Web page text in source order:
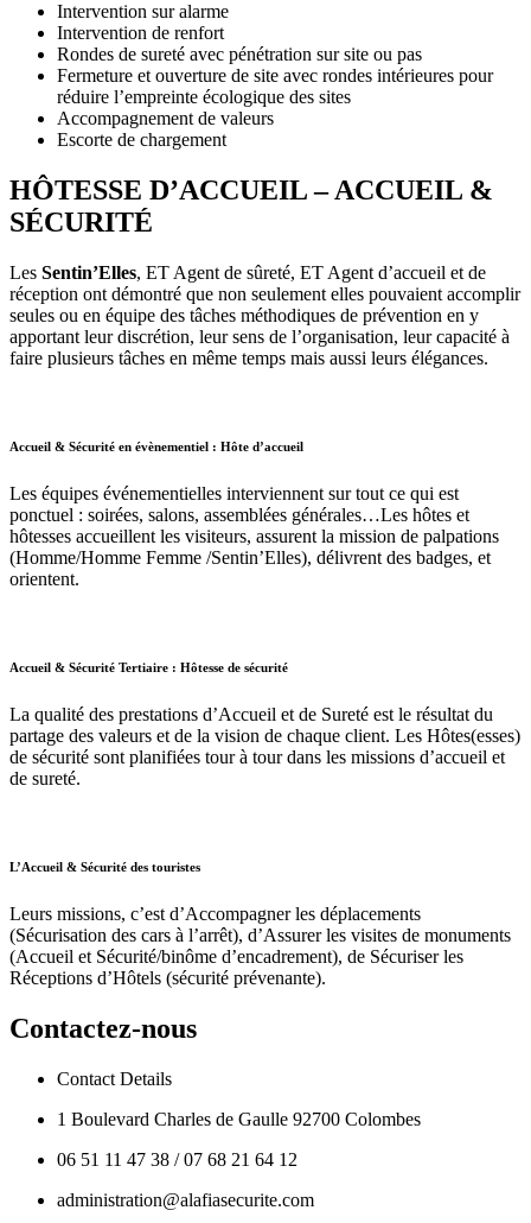
Intervention sur alarme
Intervention de renfort
Rondes de sureté avec pénétration sur site ou pas
Fermeture et ouverture de site avec rondes intérieures pour
réduire l’empreinte écologique des sites
Accompagnement de valeurs
Escorte de chargement
HÔTESSE D’ACCUEIL – ACCUEIL &
SÉCURITÉ
Les Sentin’Elles, ET Agent de sûreté, ET Agent d’accueil et de
réception ont démontré que non seulement elles pouvaient accomplir
seules ou en équipe des tâches méthodiques de prévention en y
apportant leur discrétion, leur sens de l’organisation, leur capacité à
faire plusieurs tâches en même temps mais aussi leurs élégances.
Accueil & Sécurité en évènementiel : Hôte d’accueil
Les équipes événementielles interviennent sur tout ce qui est
ponctuel : soirées, salons, assemblées générales…Les hôtes et
hôtesses accueillent les visiteurs, assurent la mission de palpations
(Homme/Homme Femme /Sentin’Elles), délivrent des badges, et
orientent.
Accueil & Sécurité Tertiaire : Hôtesse de sécurité
La qualité des prestations d’Accueil et de Sureté est le résultat du
partage des valeurs et de la vision de chaque client. Les Hôtes(esses)
de sécurité sont planifiées tour à tour dans les missions d’accueil et
de sureté.
L’Accueil & Sécurité des touristes
Leurs missions, c’est d’Accompagner les déplacements
(Sécurisation des cars à l’arrêt), d’Assurer les visites de monuments
(Accueil et Sécurité/binôme d’encadrement), de Sécuriser les
Réceptions d’Hôtels (sécurité prévenante).
Contactez-nous
Contact Details
1 Boulevard Charles de Gaulle 92700 Colombes
06 51 11 47 38 / 07 68 21 64 12
administration@alafiasecurite.com